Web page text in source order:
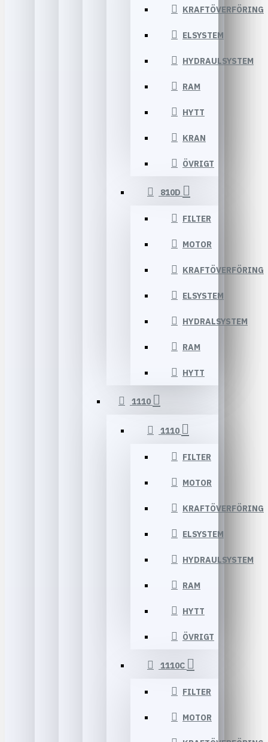
KRAFTÖVERFÖRING
ELSYSTEM
HYDRAULSYSTEM
RAM
HYTT
KRAN
ÖVRIGT
810D
FILTER
MOTOR
KRAFTÖVERFÖRING
ELSYSTEM
HYDRALSYSTEM
RAM
HYTT
1110
1110
FILTER
MOTOR
KRAFTÖVERFÖRING
ELSYSTEM
HYDRAULSYSTEM
RAM
HYTT
ÖVRIGT
1110C
FILTER
MOTOR